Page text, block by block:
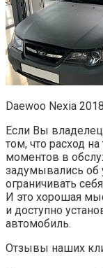
Daewoo Nexia
Если Вы
том, что расход
моментов в
задумывались об
ограничивать
И это хорошая
и доступно
автомобиль.
Отзывы наших